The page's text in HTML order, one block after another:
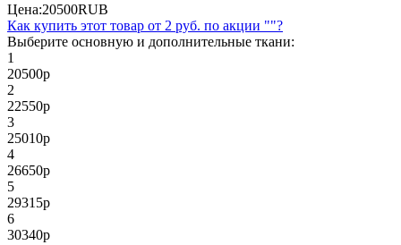
Цена:20500RUB
Как купить этот товар от 2 руб. по акции ""?
Выберите основную и дополнительные ткани:
1
20500р
2
22550р
3
25010р
4
26650р
5
29315р
6
30340р